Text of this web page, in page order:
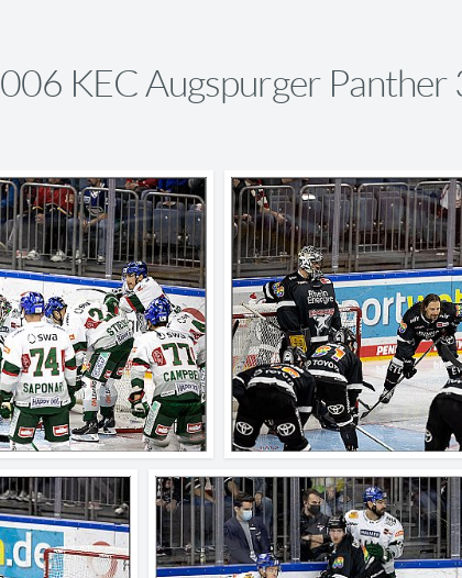
006 KEC Augspurger Panther